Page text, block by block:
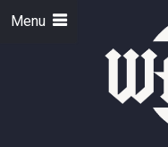
Menu